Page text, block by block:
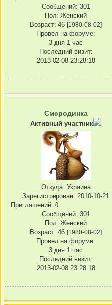
Сообщений: 301
Пол: Женский
Возраст: 46 [1980-08-02]
Провел на форуме:
3 дня 1 час
Последний визит:
2013-02-08 23:28:18
Смородинка
Активный участник
Откуда: Украина
Зарегистрирован: 2010-10-21
Приглашений: 0
Сообщений: 301
Пол: Женский
Возраст: 46 [1980-08-02]
Провел на форуме:
3 дня 1 час
Последний визит:
2013-02-08 23:28:18